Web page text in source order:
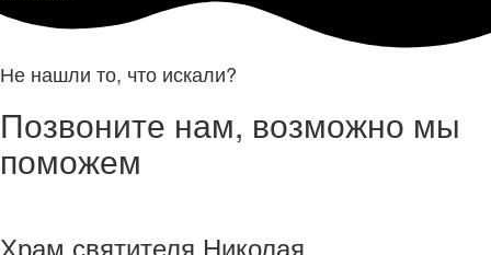
Не нашли то, что искали?
Позвоните нам, возможно мы
поможем
Храм святителя Николая